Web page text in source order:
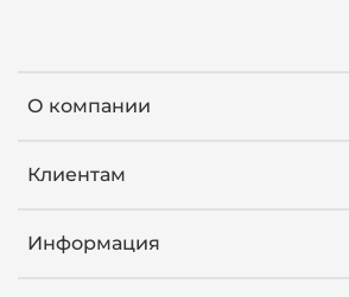
О компании
Клиентам
Информация